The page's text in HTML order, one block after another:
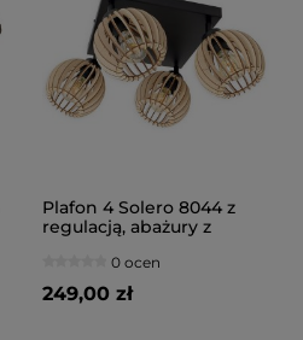
Plafon 4 Solero 8044 z
regulacją, abażury z
brązowe, czarne
0 ocen
249,00 zł